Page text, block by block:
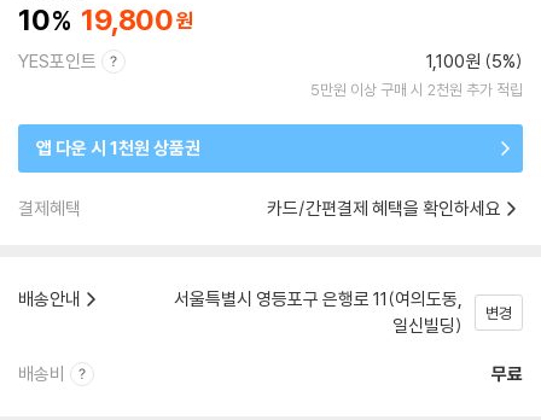
10 19,800
YES포인트 1,100원 (5%)
5만원 이상 구매 시 2천원 추가 적립
앱 다운 시 1천원 상품권
결제혜택 카드/간편결제 혜택을 확인하세요
배송안내
서울특별시 영등포구 은행로 11(여의도동,
일신빌딩)
변경
배송비 무료